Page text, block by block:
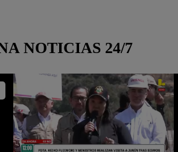
NOTICIAS 24/7